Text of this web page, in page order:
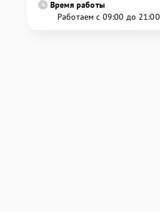
Время работы
Работаем с 09:00 до 21:00